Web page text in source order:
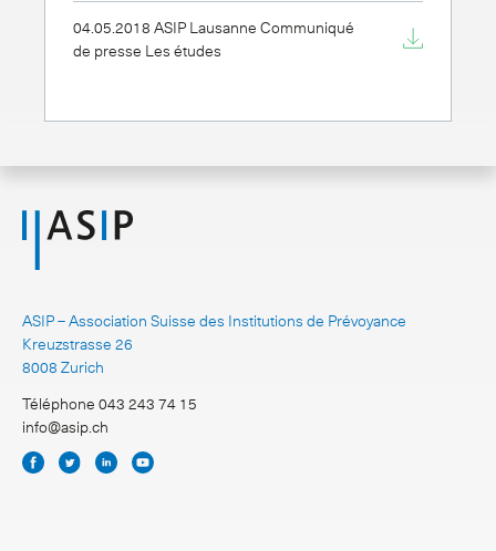
04.05.2018 ASIP Lausanne Communiqué
de presse Les études
ASIP – Association Suisse des Institutions de Prévoyance
Kreuzstrasse 26
8008 Zurich
Téléphone 043 243 74 15
info@asip.ch